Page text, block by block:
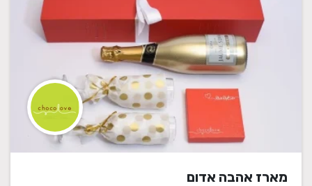
מארז אהבה אדום